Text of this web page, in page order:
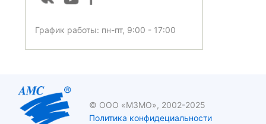
График работы: пн-пт, 9:00 - 17:00
© ООО «МЗМО», 2002-2025
Политика конфидециальности